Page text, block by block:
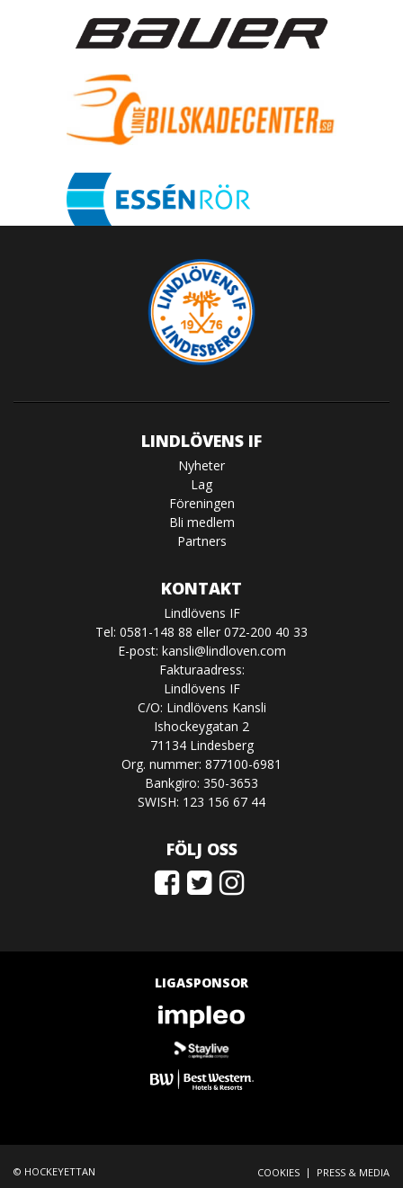
LINDLÖVENS IF
Nyheter
Lag
Föreningen
Bli medlem
Partners
KONTAKT
Lindlövens IF
Tel: 0581-148 88 eller 072-200 40 33
E-post: kansli@lindloven.com
Fakturaadress:
Lindlövens IF
C/O: Lindlövens Kansli
Ishockeygatan 2
71134 Lindesberg
Org. nummer: 877100-6981
Bankgiro: 350-3653
SWISH: 123 156 67 44
FÖLJ OSS
LIGASPONSOR
© HOCKEYETTAN COOKIES | PRESS & MEDIA